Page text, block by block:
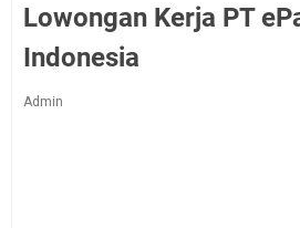
Lowongan Kerja PT
Indonesia
Admin